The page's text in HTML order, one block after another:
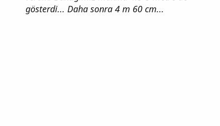
gösterdi... Daha sonra 4 m 60 cm...